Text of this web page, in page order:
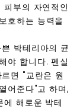
부의 자연적인
호하는 능력을
박테리아의 균
야 합니다. 펜실
면 "교란은 원
어준다"고 하며,
에 해로운 박테